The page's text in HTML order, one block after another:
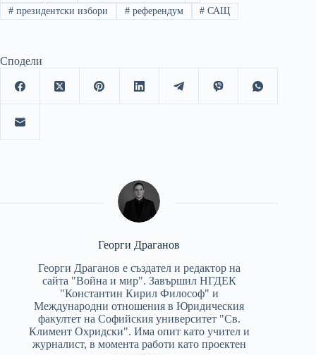
#президентски избори #референдум # САЩ
Сподели
Георги Драганов
Георги Драганов е създател и редактор на
сайта "Война и мир". Завършил НГДЕК
"Константин Кирил Философ" и
Международни отношения в Юридическия
факултет на Софийския университет "Св.
Климент Охридски". Има опит като учител и
журналист, в момента работи като проектен